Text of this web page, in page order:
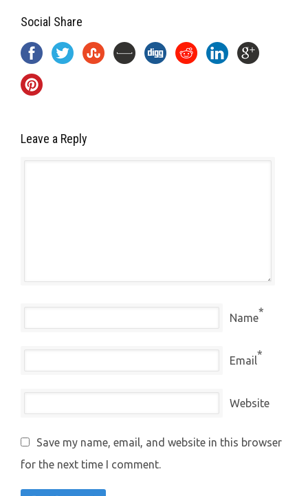
Social Share
Leave a Reply
Name*
Email*
Website
Save my name, email, and website in this browser
for the next time I comment.